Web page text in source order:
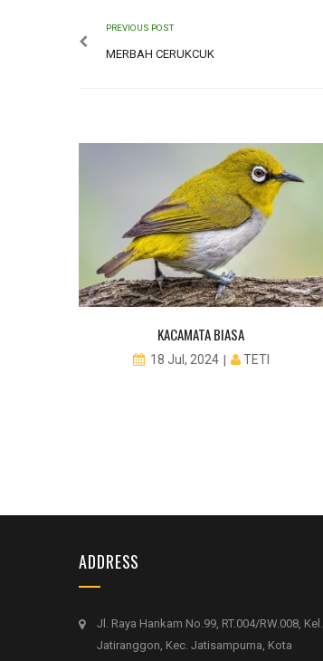
PREVIOUS POST
MERBAH CERUKCUK
KACAMATA BIASA
18 Jul, 2024 TETI
ADDRESS
Jl. Raya Hankam No.99, RT.004/RW.008, Kel.
Jatiranggon, Kec. Jatisampurna, Kota